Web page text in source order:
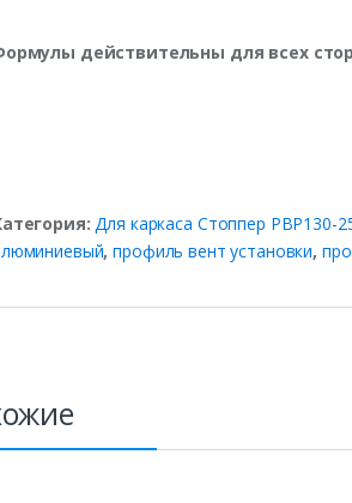
действительны для всех
Для каркаса Стоппер PBP130-
,профиль вент установки,